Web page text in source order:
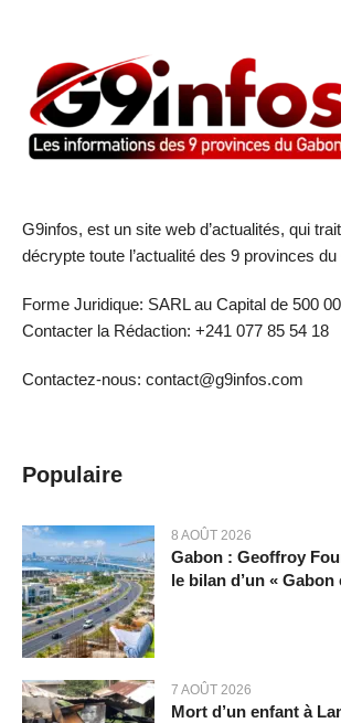
G9infos, est un site web d’actualités, qui
décrypte toute l’actualité des 9 provinces du
Forme Juridique: SARL au Capital de 500
Contacter la Rédaction: +241 077 85 54 18
Contactez-nous: contact@g9infos.com
Populaire
8 AOÛT 2026
Gabon : Geoffroy
le bilan d’un «
7 AOÛT 2026
Mort d’un enfant à